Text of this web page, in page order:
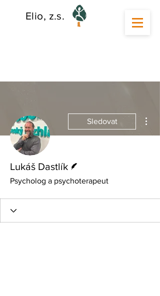
Elio, z.s.
Sledovat
Lukáš Dastlík
Psycholog a psychoterapeut